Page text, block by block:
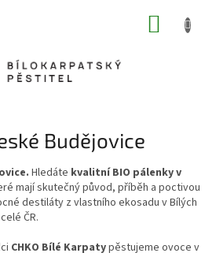
Budějovice
Hledáte kvalitní BIO pálenky v
mají skutečný původ, příběh a poctivou
destiláty z vlastního ekosadu v Bílých
ČR.
CHKO Bílé Karpatypěstujeme ovoce v